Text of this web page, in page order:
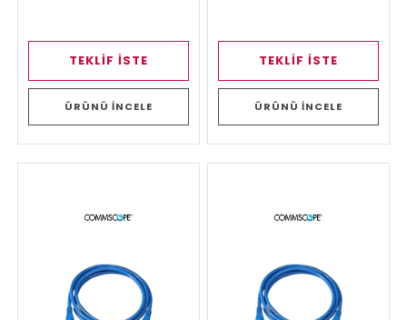
TEKLİF İSTE
ÜRÜNÜ İNCELE
TEKLİF İSTE
ÜRÜNÜ İNCELE